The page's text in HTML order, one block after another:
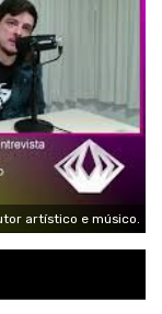
artístico e músico.